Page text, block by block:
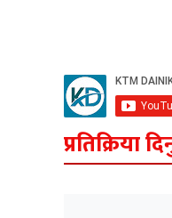
प्रतिक्रिया